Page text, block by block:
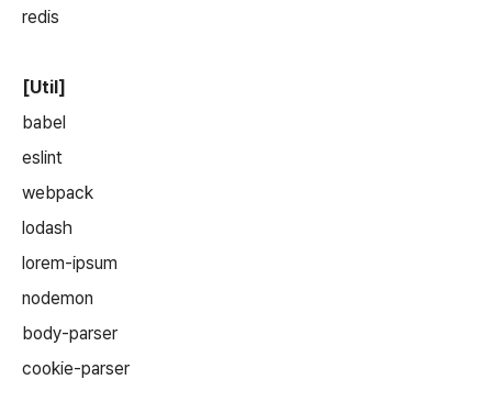
redis
[Util]
babel
eslint
webpack
lodash
lorem-ipsum
nodemon
body-parser
cookie-parser